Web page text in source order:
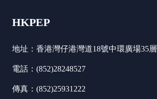
HKPEP
地址：香港灣仔港灣道18號中環廣場35層
電話：(852)28248527
傳真：(852)25931222